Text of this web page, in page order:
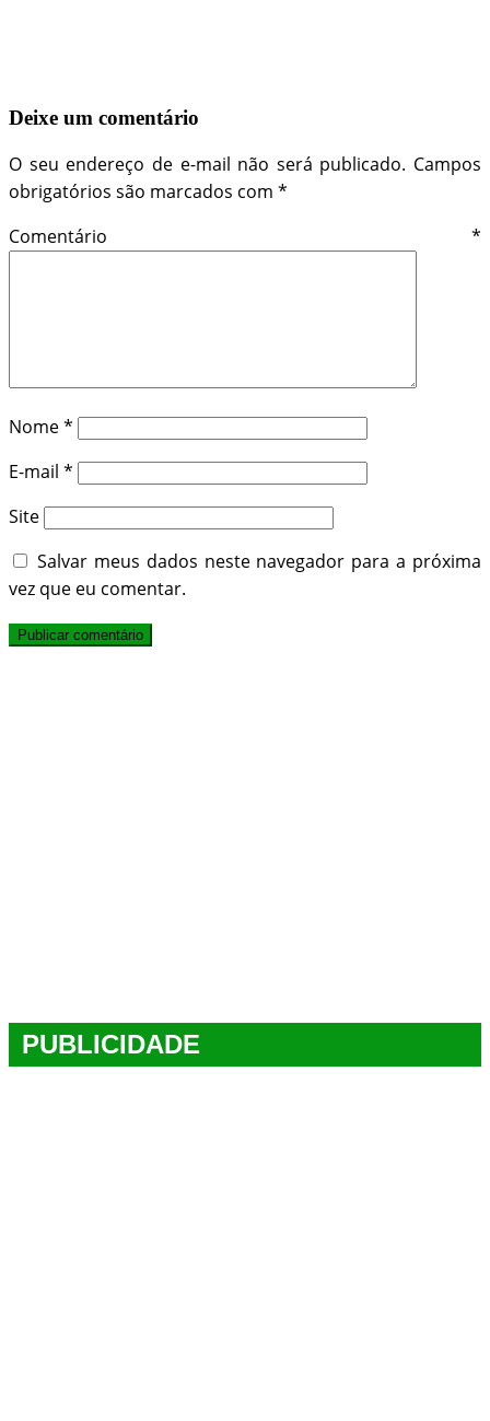
Deixe um comentário
O seu endereço de e-mail não será publicado. Campos
obrigatórios são marcados com *
Comentário *
Nome*
E-mail *
Site
Salvar meus dados neste navegador para a próxima
vez que eu comentar.
PUBLICIDADE